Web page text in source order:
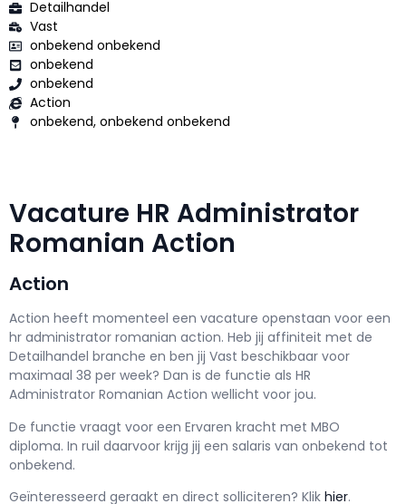
Detailhandel
Vast
onbekend onbekend
onbekend
onbekend
Action
onbekend, onbekend onbekend
Vacature HR Administrator
Romanian Action
Action
Action heeft momenteel een vacature openstaan voor een
hr administrator romanian action. Heb jij affiniteit met de
Detailhandel branche en ben jij Vast beschikbaar voor
maximaal 38 per week? Dan is de functie als HR
Administrator Romanian Action wellicht voor jou.
De functie vraagt voor een Ervaren kracht met MBO
diploma. In ruil daarvoor krijg jij een salaris van onbekend tot
onbekend.
Geïnteresseerd geraakt en direct solliciteren? Klik hier.